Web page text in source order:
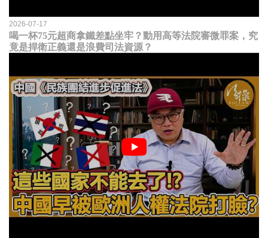
2026-07-17
喝一杯75元超商拿鐵差點坐牢？動用高等法院審微罪案，究
竟是捍衛正義還是浪費司法資源？